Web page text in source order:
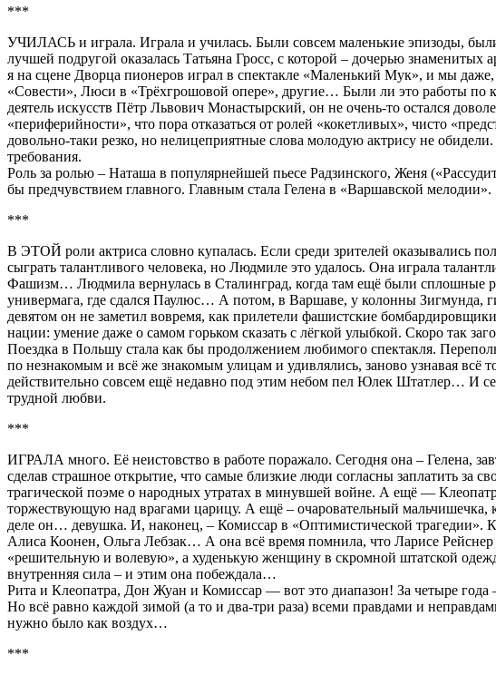
***
УЧИЛАСЬ и играла. Играла и училась. Были совсем маленькие эпизоды,
лучшей подругой оказалась Татьяна Гросс, с которой – дочерью
я на сцене Дворца пионеров играл в спектакле «Маленький Мук», и мы
«Совести», Люси в «Трёхгрошовой опере», другие… Были ли это работы по
деятель искусств Пётр Львович Монастырский, он не очень-то остался
«периферийности», что пора отказаться от ролей «кокетливых», чисто
довольно-таки резко, но нелицеприятные слова молодую актрису не
требования.
Роль за ролью – Наташа в популярнейшей пьесе Радзинского, Женя
бы предчувствием главного. Главным стала Гелена в «Варшавской мелодии».
***
В ЭТОЙ роли актриса словно купалась. Если среди зрителей оказывались
сыграть талантливого человека, но Людмиле это удалось. Она играла
Фашизм… Людмила вернулась в Сталинград, когда там ещё были сплошные
универмага, где сдался Паулюс… А потом, в Варшаве, у колонны Зигмунда,
девятом он не заметил вовремя, как прилетели фашистские
нации: умение даже о самом горьком сказать с лёгкой улыбкой. Скоро так
Поездка в Польшу стала как бы продолжением любимого спектакля.
по незнакомым и всё же знакомым улицам и удивлялись, заново узнавая всё
действительно совсем ещё недавно под этим небом пел Юлек Штатлер… И
трудной любви.
***
ИГРАЛА много. Её неистовство в работе поражало. Сегодня она – Гелена,
сделав страшное открытие, что самые близкие люди согласны заплатить
трагической поэме о народных утратах в минувшей войне. А ещё —
торжествующую над врагами царицу. А ещё – очаровательный мальчишечка,
деле он… девушка. И, наконец, – Комиссар в «Оптимистической
Алиса Коонен, Ольга Лебзак… А она всё время помнила, что Ларисе
«решительную и волевую», а худенькую женщину в скромной штатской
внутренняя сила – и этим она побеждала…
Рита и Клеопатра, Дон Жуан и Комиссар — вот это диапазон! За четыре
Но всё равно каждой зимой (а то и два-три раза) всеми правдами и
нужно было как воздух…
***